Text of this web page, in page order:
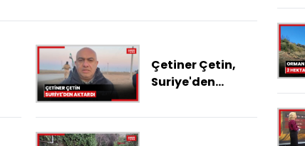
Çetiner Çetin,
Suriye'den